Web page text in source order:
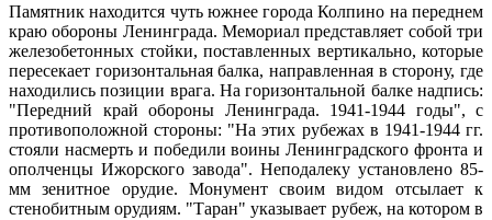
Памятник находится чуть южнее города Колпино на переднем
краю обороны Ленинграда. Мемориал представляет собой три
железобетонных стойки, поставленных вертикально, которые
пересекает горизонтальная балка, направленная в сторону, где
находились позиции врага. На горизонтальной балке надпись:
"Передний край обороны Ленинграда. 1941-1944 годы", с
противоположной стороны: "На этих рубежах в 1941-1944 гг.
стояли насмерть и победили воины Ленинградского фронта и
ополченцы Ижорского завода". Неподалеку установлено 85-
мм зенитное орудие. Монумент своим видом отсылает к
стенобитным орудиям. "Таран" указывает рубеж, на котором в